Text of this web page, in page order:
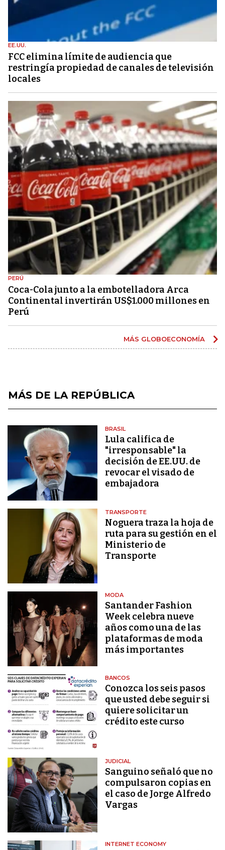
EE.UU.
FCC elimina límite de audiencia que
restringía propiedad de canales de televisión
locales
PERÚ
Coca-Cola junto a la embotelladora Arca
Continental invertirán US$1.000 millones en
Perú
MÁS GLOBOECONOMÍA
MÁS DE LA REPÚBLICA
BRASIL
Lula califica de
"irresponsable" la
decisión de EE.UU. de
revocar el visado de
embajadora
TRANSPORTE
Noguera traza la hoja de
ruta para su gestión en el
Ministerio de
Transporte
MODA
Santander Fashion
Week celebra nueve
años como una de las
plataformas de moda
más importantes
BANCOS
Conozca los seis pasos
que usted debe seguir si
quiere solicitar un
crédito este curso
JUDICIAL
Sanguino señaló que no
compulsaron copias en
el caso de Jorge Alfredo
Vargas
INTERNET ECONOMY